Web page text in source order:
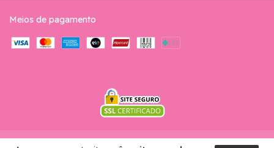
Meios de pagamento